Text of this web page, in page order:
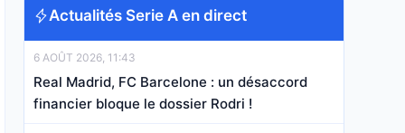
Actualités Serie A en direct
6 AOÛT 2026, 11:43
Real Madrid, FC Barcelone : un désaccord
financier bloque le dossier Rodri !